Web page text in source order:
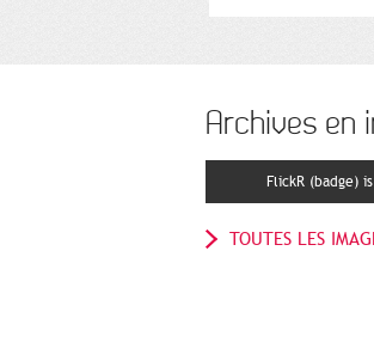
Archives en
FlickR (badge)
TOUTES LES